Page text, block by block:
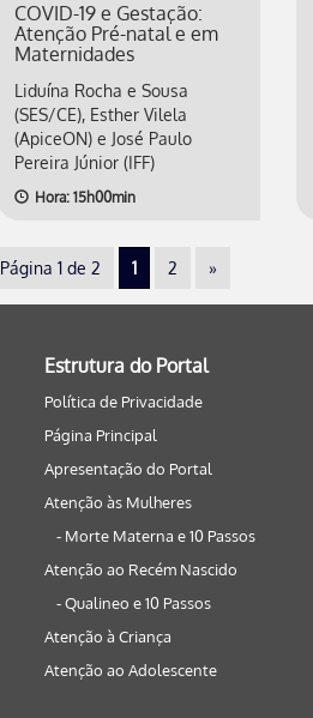
COVID-19 e Gestação:
Atenção Pré-natal e em
Maternidades
Liduína Rocha e Sousa
(SES/CE), Esther Vilela
(ApiceON) e José Paulo
Pereira Júnior (IFF)
Hora: 15h00min
Página 1 de 2 1 2 »
Estrutura do Portal
Política de Privacidade
Página Principal
Apresentação do Portal
Atenção às Mulheres
- Morte Materna e 10 Passos
Atenção ao Recém Nascido
- Qualineo e 10 Passos
Atenção à Criança
Atenção ao Adolescente